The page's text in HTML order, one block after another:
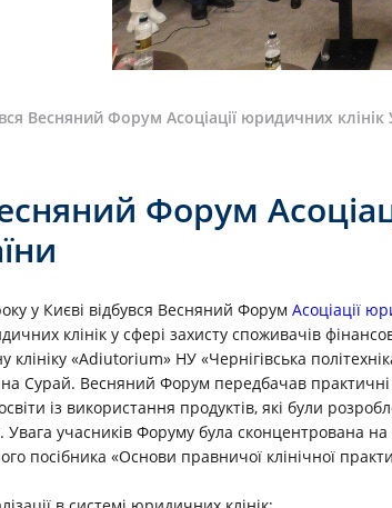
Весняний Форум Асоціації юридичних клінік
Форум
у Києві відбувся Весняний Форум Асоціації
клінік у сфері захисту споживачів
«Adiutorium» НУ «Чернігівська
Сурай. Весняний Форум передбачав
із використання продуктів, які були
учасників Форуму була сконцентрована на
посібника «Основи правничої клінічної